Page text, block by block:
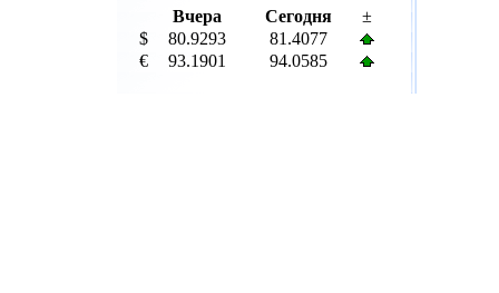
Вчера Сегодня
±
$
80.9293
81.4077
€
93.1901 94.0585